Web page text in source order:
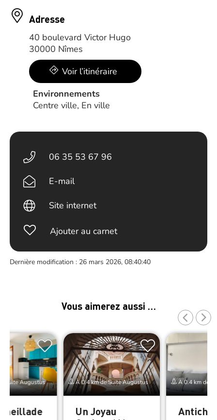
Adresse
40 boulevard Victor Hugo
30000 Nîmes
Voir l’itinéraire
Environnements
Centre ville, En ville
06 35 53 67 96
E-mail
Site internet
Ajouter au carnet
Dernière modification : 26 mars 2026, 08:40:40
Vous aimerez aussi …
Suite Augustus À 0.4 km de Suite Augustus
Un Joyau
À 0.4 km de